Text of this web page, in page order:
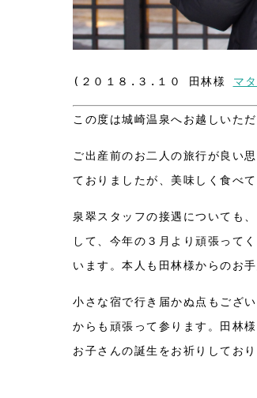
(２０１８.３.１０ 田林様 マ
この度は城崎温泉へお越しいた
ご出産前のお二人の旅行が良い
ておりましたが、美味しく食べ
泉翠スタッフの接遇についても
して、今年の３月より頑張って
います。本人も田林様からのお
小さな宿で行き届かぬ点もござ
からも頑張って参ります。田林
お子さんの誕生をお祈りしており